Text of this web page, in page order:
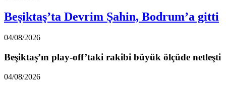
Beşiktaş’ta Devrim Şahin, Bodrum’a gitti
04/08/2026
Beşiktaş’ın play-off’taki rakibi büyük ölçüde netleşti
04/08/2026